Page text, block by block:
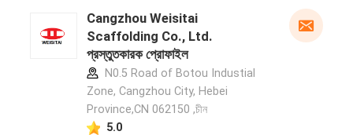
Cangzhou Weisitai
Scaffolding Co., Ltd.
প্রস্তুতকারক প্রোফাইল
N0.5 Road of Botou Industial
Zone, Cangzhou City, Hebei
Province,CN 062150 ,চীন
5.0